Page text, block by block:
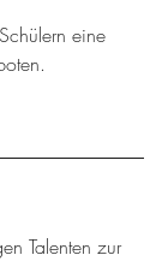
eine
Talenten zur